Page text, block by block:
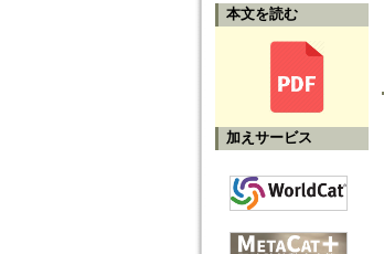
本文を読む
加えサービス